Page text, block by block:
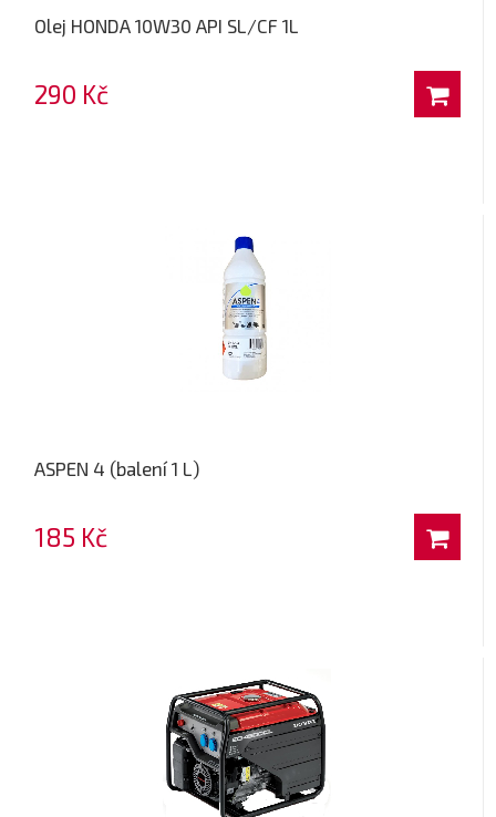
Olej HONDA 10W30 API SL/CF 1L
290 Kč
ASPEN 4 (balení 1 L)
185 Kč